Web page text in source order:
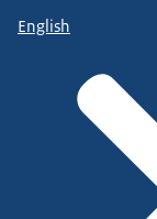
English